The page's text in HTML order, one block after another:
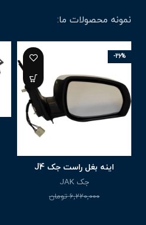
نمونه محصولات ما:
-26%
اینه بغل راست جک J4
جک JAK
6,220,000 تومان